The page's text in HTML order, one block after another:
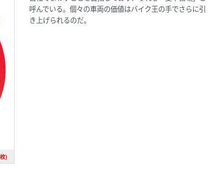
)
呼んでいる。個々の車両の価値はバイク王の手でさらに引
き上げられるのだ。